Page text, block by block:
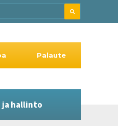
ja hallinto
Palaute